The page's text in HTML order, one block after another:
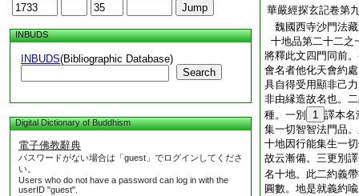
INBUDS
INBUDS(Bibliographic Database)
Search
Digital Dictionary of Buddhism
電子佛教辭典
パスワードがない場合は「guest」でログインしてくださ
い。
Users who do not have a password can log in with the
userID "guest".
華嚴經探玄記卷第
魏國西寺沙門法
十地品第二十二之
將釋此文四門同前
會名者他化天會約
具自得受用顯非己
非由縁造故名也。
種。一別
1 譯本名
集一切智智法門品
十地因行能集生一
故云漸備。三更別
名十地。此二約義
圓數。地是就義約